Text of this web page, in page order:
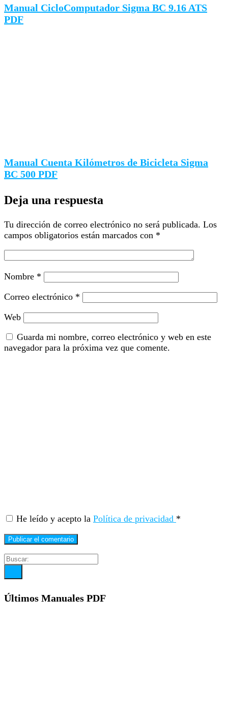
Manual CicloComputador Sigma BC 9.16 ATS
PDF
Manual Cuenta Kilómetros de Bicicleta Sigma
BC 500 PDF
Deja una respuesta
Tu dirección de correo electrónico no será publicada. Los
campos obligatorios están marcados con *
Nombre *
Correo electrónico *
Web
Guarda mi nombre, correo electrónico y web en este
navegador para la próxima vez que comente.
He leído y acepto la Política de privacidad *
Últimos Manuales PDF